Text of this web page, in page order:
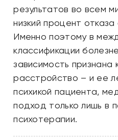
результатов во всем
низкий процент
Именно поэтому в
классификации
зависимость признана
расстройство – и ее
психикой пациента,
подход только лишь в
психотерапии.